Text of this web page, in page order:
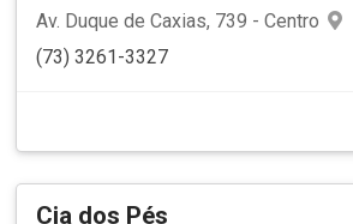
Av. Duque de Caxias, 739 - Centro
(73) 3261-3327
Cia dos Pés